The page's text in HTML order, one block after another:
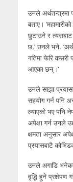
उनले अर्थतन्त्रमा
बताए।
छुटाउने र त्यसबाट
छ,’ उनले भने,
गतिमा फेरि कसरी
आएका छन्।’
उनले साझा
सहयोग गर्न पनि
ल्याएको भए पनि
अपेक्षा गर्न उनले
क्षमता अनुसार
प्रयासबाटै
उनले अगाडि
वृद्धि हुने प्रक्षेपण